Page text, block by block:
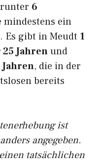
6
mindestens ein
Es gibt in Meudt 1
Jahrenund
Jahren, die in der
bereits
ist
angegeben.
tatsächlichen